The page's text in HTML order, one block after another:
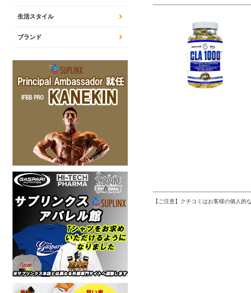
【ご注意】クチコミはお客様の個人
生活スタイル
ブランド